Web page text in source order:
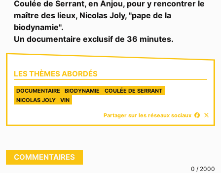
Coulée de Serrant, en Anjou, pour y rencontrer le
maître des lieux, Nicolas Joly, "pape de la
biodynamie".
Un documentaire exclusif de 36 minutes.
LES THÈMES ABORDÉS
DOCUMENTAIRE BIODYNAMIE
COULÉE DE SERRANT
NICOLAS JOLY
VIN
Partager sur les réseaux sociaux
COMMENTAIRES
0 / 2000